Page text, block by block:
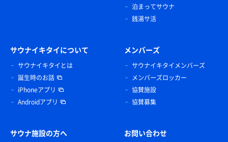
泊まってサウナ
銭湯サ活
サウナイキタイについて
サウナイキタイとは
誕生時のお話
iPhoneアプリ
Androidアプリ
メンバーズ
サウナイキタイメンバーズ
メンバーズロッカー
協賛施設
協賛募集
サウナ施設の方へ お問い合わせ